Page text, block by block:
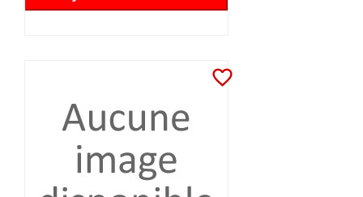
favorite_border